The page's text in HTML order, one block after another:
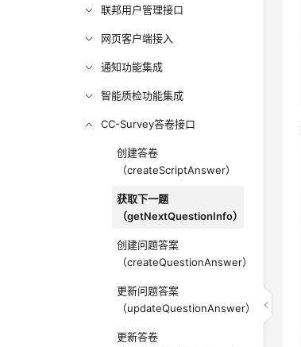
联邦用户管理接口
网页客户端接入
通知功能集成
智能质检功能集成
CC-Survey答卷接口
创建答卷
（createScriptAnswer）
获取下一题
（getNextQuestionInfo）
创建问题答案
（createQuestionAnswer）
更新问题答案
（updateQuestionAnswer）
更新答卷